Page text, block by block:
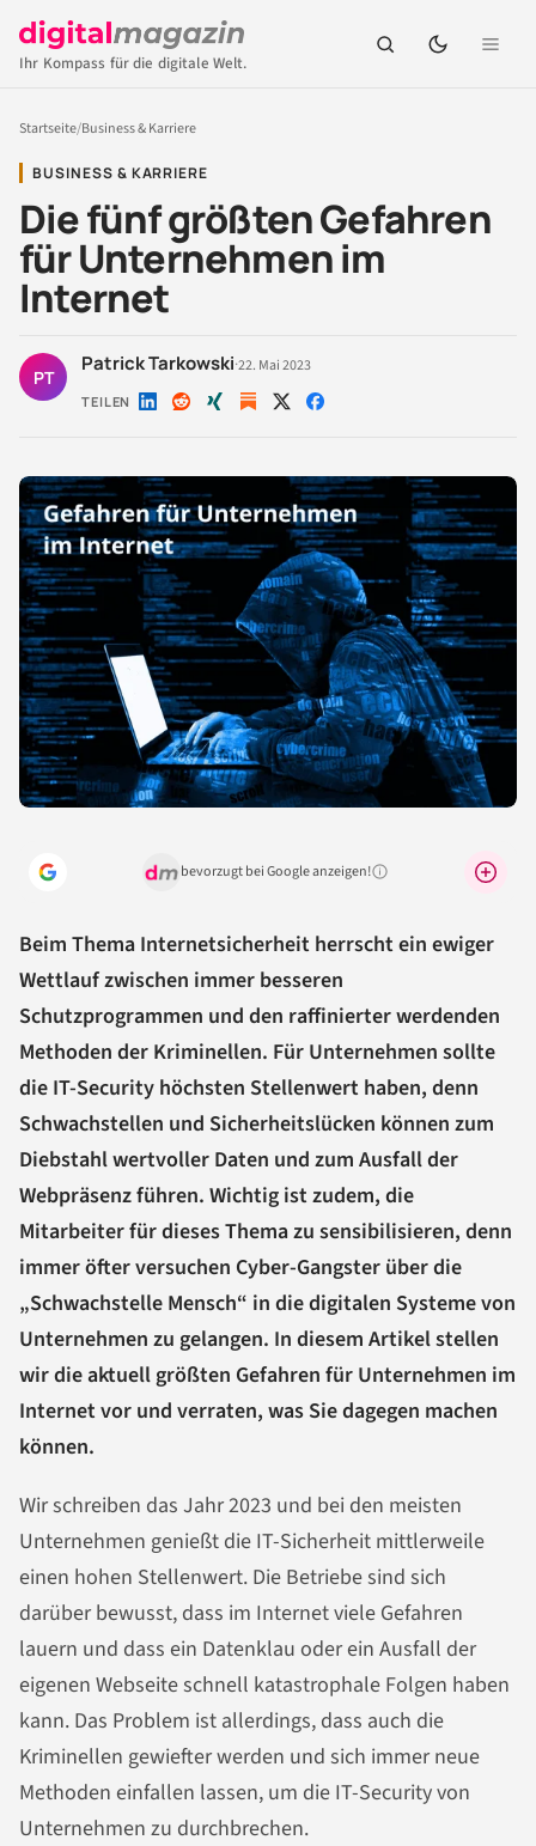
Ihr Kompass für die digitale Welt.
Startseite/Business & Karriere
BUSINESS & KARRIERE
Die fünf größten Gefahren
für Unternehmen im
Internet
PT
Patrick Tarkowski·22. Mai 2023
TEILEN Auf Auf Auf Auf Auf
bevorzugt bei Google anzeigen!Warum lohnt sich das?
Beim Thema Internetsicherheit herrscht ein ewiger
Wettlauf zwischen immer besseren
Schutzprogrammen und den raffinierter werdenden
Methoden der Kriminellen. Für Unternehmen sollte
die IT-Security höchsten Stellenwert haben, denn
Schwachstellen und Sicherheitslücken können zum
Diebstahl wertvoller Daten und zum Ausfall der
Webpräsenz führen. Wichtig ist zudem, die
Mitarbeiter für dieses Thema zu sensibilisieren, denn
immer öfter versuchen Cyber-Gangster über die
„Schwachstelle Mensch“ in die digitalen Systeme von
Unternehmen zu gelangen. In diesem Artikel stellen
wir die aktuell größten Gefahren für Unternehmen im
Internet vor und verraten, was Sie dagegen machen
können.
Wir schreiben das Jahr 2023 und bei den meisten
Unternehmen genießt die IT-Sicherheit mittlerweile
einen hohen Stellenwert. Die Betriebe sind sich
darüber bewusst, dass im Internet viele Gefahren
lauern und dass ein Datenklau oder ein Ausfall der
eigenen Webseite schnell katastrophale Folgen haben
kann. Das Problem ist allerdings, dass auch die
Kriminellen gewiefter werden und sich immer neue
Methoden einfallen lassen, um die IT-Security von
Unternehmen zu durchbrechen.